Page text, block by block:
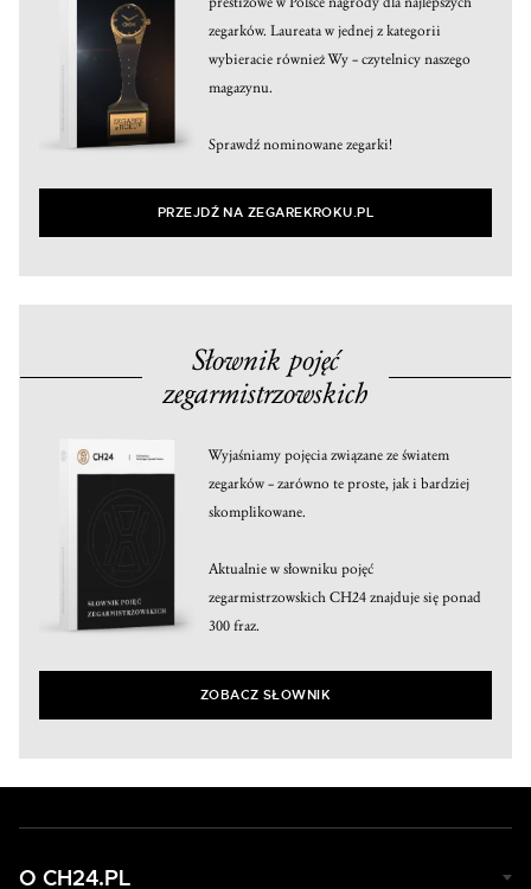
zegarków. Laureata w jednej z kategorii
wybieracie również Wy – czytelnicy naszego
magazynu.
Sprawdź nominowane zegarki!
PRZEJDŹ NA ZEGAREKROKU.PL
Słownik pojęć
zegarmistrzowskich
Wyjaśniamy pojęcia związane ze światem
zegarków – zarówno te proste, jak i bardziej
skomplikowane.
Aktualnie w słowniku pojęć
zegarmistrzowskich CH24 znajduje się ponad
300 fraz.
ZOBACZ SŁOWNIK
O CH24.PL